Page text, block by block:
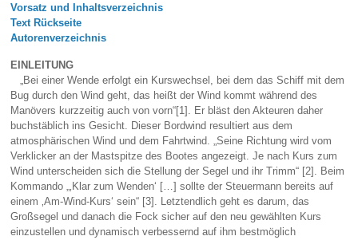
Vorsatz und Inhaltsverzeichnis
Text Rückseite
Autorenverzeichnis
EINLEITUNG
„Bei einer Wende erfolgt ein Kurswechsel, bei dem das Schiff mit dem
Bug durch den Wind geht, das heißt der Wind kommt während des
Manövers kurzzeitig auch von vorn“[1]. Er bläst den Akteuren daher
buchstäblich ins Gesicht. Dieser Bordwind resultiert aus dem
atmosphärischen Wind und dem Fahrtwind. „Seine Richtung wird vom
Verklicker an der Mastspitze des Bootes angezeigt. Je nach Kurs zum
Wind unterscheiden sich die Stellung der Segel und ihr Trimm“ [2]. Beim
Kommando „‚Klar zum Wenden‘ […] sollte der Steuermann bereits auf
einem ‚Am-Wind-Kurs‘ sein“ [3]. Letztendlich geht es darum, das
Großsegel und danach die Fock sicher auf den neu gewählten Kurs
einzustellen und dynamisch verbessernd auf ihm bestmöglich